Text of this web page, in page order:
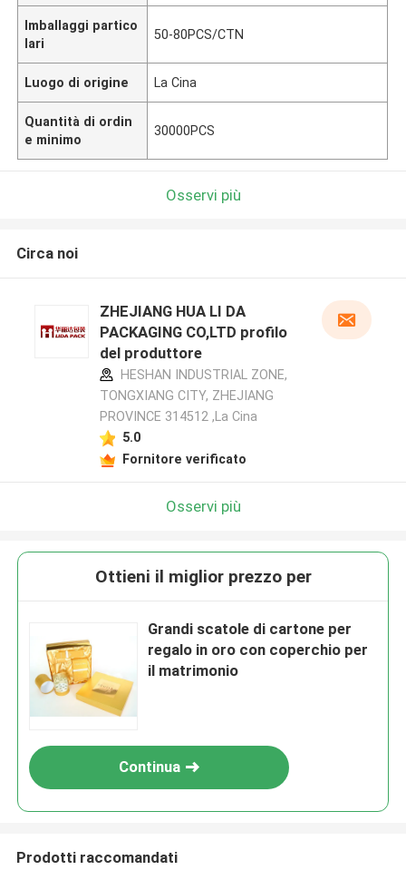
Imballaggi partico
lari
50-80PCS/CTN
Luogo di origine La Cina
Quantità di ordin
e minimo
30000PCS
Osservi più
Circa noi
ZHEJIANG HUA LI DA
PACKAGING CO,LTD profilo
del produttore
HESHAN INDUSTRIAL ZONE,
TONGXIANG CITY, ZHEJIANG
PROVINCE 314512 ,La Cina
5.0
Fornitore verificato
Osservi più
Ottieni il miglior prezzo per
Grandi scatole di cartone per
regalo in oro con coperchio per
il matrimonio
Continua
Prodotti raccomandati